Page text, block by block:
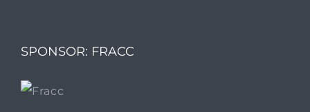
SPONSOR: FRACC